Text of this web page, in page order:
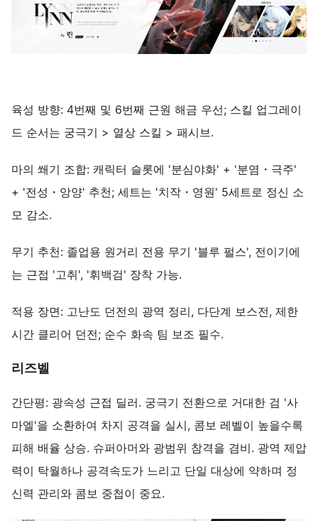
육성 방향: 4번째 및 6번째 근원 해금 우선; 스킬 업그레이
드 순서는 궁극기 > 열상 스킬 > 패시브.
마의 쐐기 조합: 캐릭터 슬롯에 '분심야화' + '분염・극주'
+ '전성・앙양' 추천; 세트는 '치작・영원' 5세트로 정신 소
모 감소.
무기 추천: 졸업용 원거리 전용 무기 '블루 펄스', 전이기에
는 근접 '고취', '휘백검' 장착 가능.
적용 장면: 고난도 던전의 광역 정리, 다단계 보스전, 제한
시간 클리어 던전; 순수 화속 팀 보조 필수.
리즈벨
간단평: 광속성 근접 딜러. 궁극기 전환으로 거대한 검 '사
마엘'을 소환하여 차지 공격을 실시, 콤보 레벨이 높을수록
피해 배율 상승. 슈퍼아머와 광범위 참격을 겸비. 광역 제압
력이 탁월하나 공격속도가 느리고 단일 대상에 약하며 정
신력 관리와 콤보 중첩이 중요.